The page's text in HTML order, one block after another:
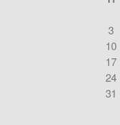
3
10
17
24
31